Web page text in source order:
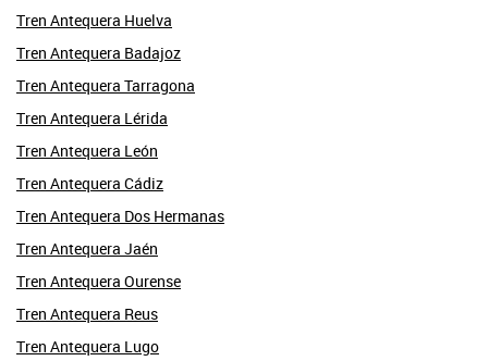
Tren Antequera Huelva
Tren Antequera Badajoz
Tren Antequera Tarragona
Tren Antequera Lérida
Tren Antequera León
Tren Antequera Cádiz
Tren Antequera Dos Hermanas
Tren Antequera Jaén
Tren Antequera Ourense
Tren Antequera Reus
Tren Antequera Lugo